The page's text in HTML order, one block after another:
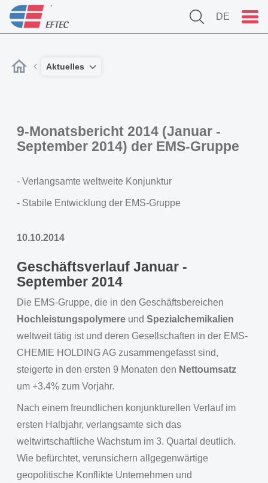
DE
Aktuelles
9-Monatsbericht 2014 (Januar -
September 2014) der EMS-Gruppe
- Verlangsamte weltweite Konjunktur
- Stabile Entwicklung der EMS-Gruppe
10.10.2014
Geschäftsverlauf Januar -
September 2014
Die EMS-Gruppe, die in den Geschäftsbereichen
Hochleistungspolymere und Spezialchemikalien
weltweit tätig ist und deren Gesellschaften in der EMS-
CHEMIE HOLDING AG zusammengefasst sind,
steigerte in den ersten 9 Monaten den Nettoumsatz
um +3.4% zum Vorjahr.
Nach einem freundlichen konjunkturellen Verlauf im
ersten Halbjahr, verlangsamte sich das
weltwirtschaftliche Wachstum im 3. Quartal deutlich.
Wie befürchtet, verunsichern allgegenwärtige
geopolitische Konflikte Unternehmen und